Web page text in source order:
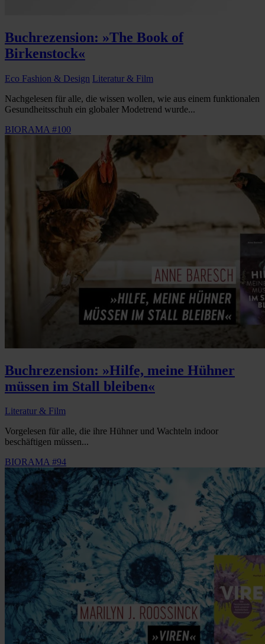
Buchrezension: »The Book of
Birkenstock«
Eco Fashion & Design Literatur & Film
Nachgelesen für alle, die wissen wollen, wie aus einem funktionalen
Gesundheitsschuh ein globaler Modetrend wurde...
BIORAMA #100
Buchrezension: »Hilfe, meine Hühner
müssen im Stall bleiben«
Literatur & Film
Vorgelesen für alle, die ihre Hühner und Wachteln indoor
beschäftigen müssen...
BIORAMA #94